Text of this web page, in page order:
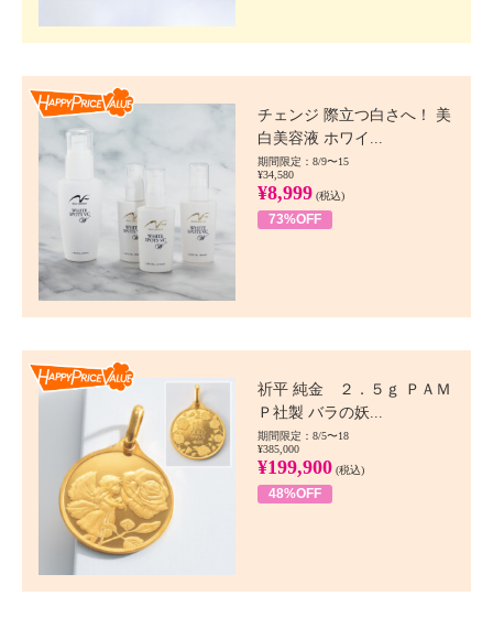
チェンジ 際立つ白さへ！ 美
白美容液 ホワイ...
期間限定：8/9〜15
¥34,580
¥8,999 (税込)
73%OFF
祈平 純金 ２．５ｇ ＰＡＭ
Ｐ社製 バラの妖...
期間限定：8/5〜18
¥385,000
¥199,900 (税込)
48%OFF